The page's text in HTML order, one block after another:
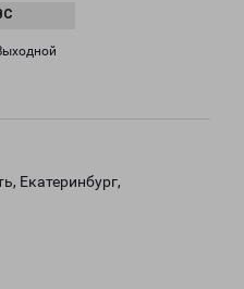
Екатеринбург,